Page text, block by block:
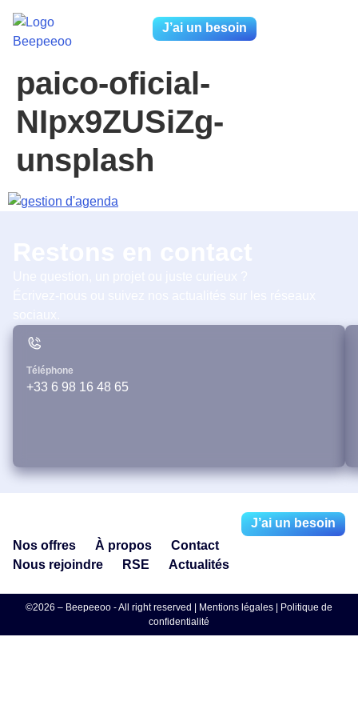
J’ai un besoin
paico-oficial-
NIpx9ZUSiZg-
unsplash
Téléphone
+33 6 98 16 48 65
Nos offres À propos
Contact
Nous rejoindre
RSE Actualités
J’ai un besoin
©2026 – Beepeeoo - All right reserved | Mentions légales
Politique de
confidentialité